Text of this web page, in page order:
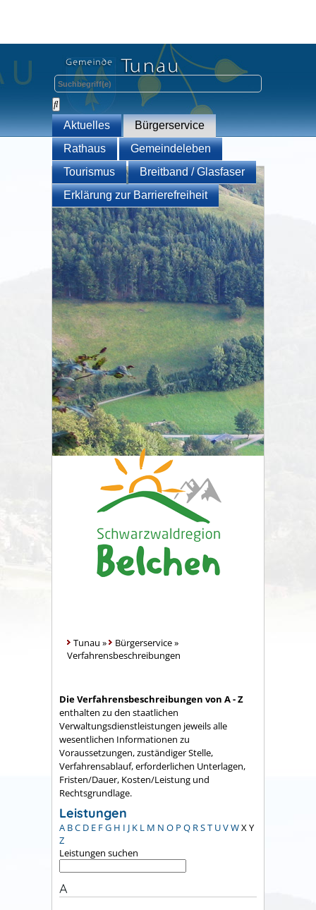
Aktuelles
Bürgerservice
Rathaus
Gemeindeleben
Tourismus
Breitband / Glasfaser
Erklärung zur Barrierefreiheit
Tunau » Bürgerservice»
Verfahrensbeschreibungen
Die Verfahrensbeschreibungen von A - Z
enthalten zu den staatlichen
Verwaltungsdienstleistungen jeweils alle
wesentlichen Informationen zu
Voraussetzungen, zuständiger Stelle,
Verfahrensablauf, erforderlichen Unterlagen,
Fristen/Dauer, Kosten/Leistung und
Rechtsgrundlage.
Leistungen
A BC D E FG H I J K L M N O P Q RST UVWXY
Z
Leistungen suchen
A